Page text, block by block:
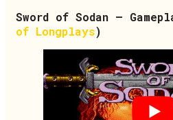
Sword of Sodan –
of Longplays)